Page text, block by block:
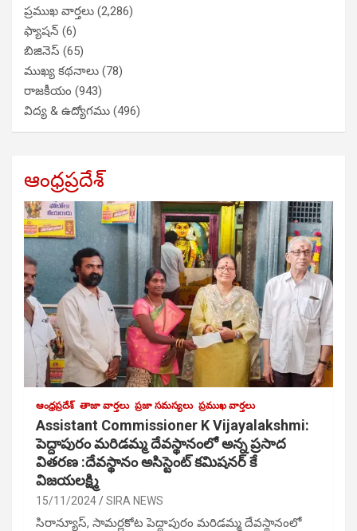
ప్రముఖ వార్తలు (2,286)
ఫ్యాషన్ (6)
బిజినెస్ (65)
ముఖ్య కథనాలు (78)
రాజకీయం (943)
విద్య & ఉద్యోగము (496)
ఆంధ్రప్రదేశ్
ఆంధ్రప్రదేశ్ తాజా వార్తలు ప్రజా సమస్యలు ప్రముఖ వార్తలు
Assistant Commissioner K Vijayalakshmi:
పెద్దాపురం మరిడమ్మ దేవస్థానంలో అన్న ప్రసాద
వితరణ :దేవస్థానం అసిస్టెంట్ కమిషనర్ కే
విజయలక్ష్మి
15/11/2024 SIRA NEWS
సిరాన్యూస్, సామర్లకోట పెద్దాపురం మరిడమ్మ దేవస్థానంలో